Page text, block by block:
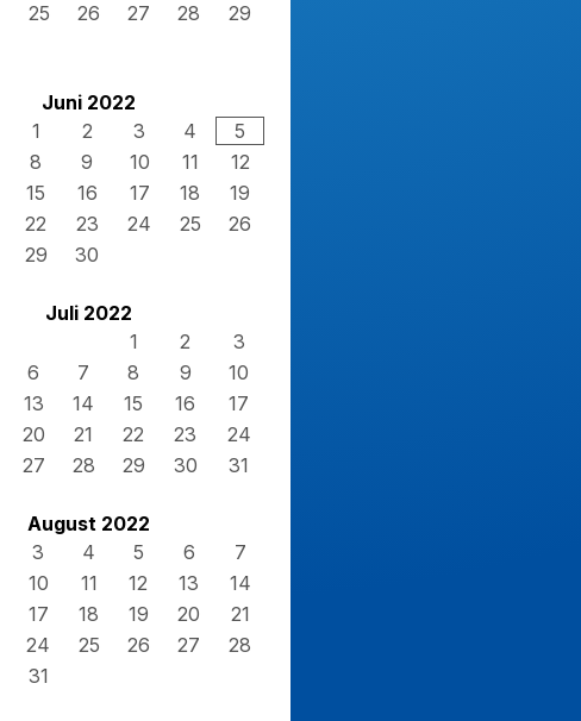
25 26 27 28
29
Juni 2022
1
2 3 4
5
8 9 10 11
12
15 16 17 18
19
22 23 24 25
26
29 30
Juli 2022
1
2
3
6 7 8 9
10
13 14 15 16
17
20 21 22 23
24
27 28 29 30 31
August 2022
3 4 5 6
7
10 11 12 13
14
17 18 19 20
21
24 25 26 27
28
31